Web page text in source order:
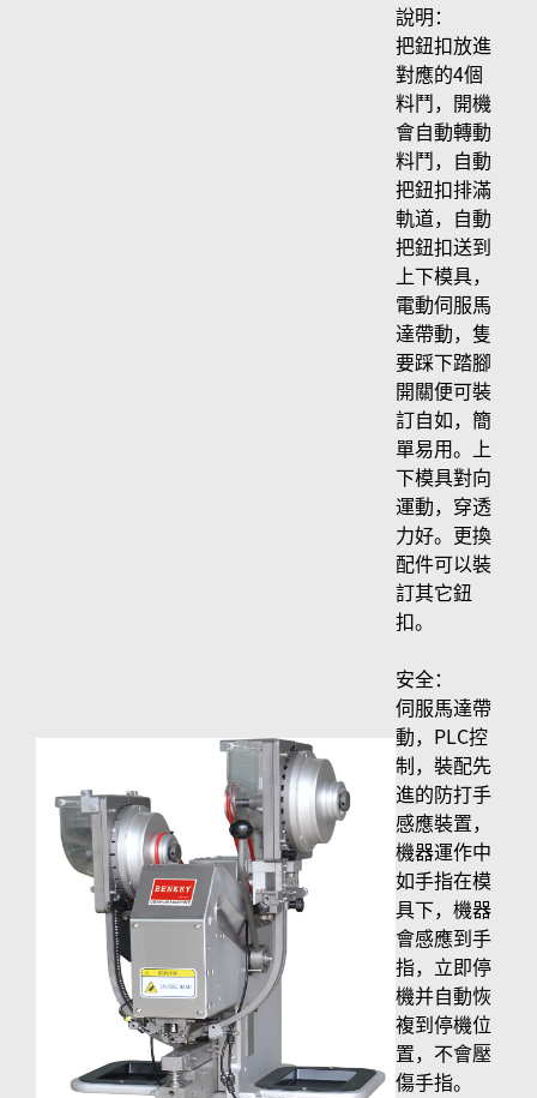
說明：
把鈕扣放進
對應的4個
料鬥，開機
會自動轉動
料鬥，自動
把鈕扣排滿
軌道，自動
把鈕扣送到
上下模具，
電動伺服馬
達帶動，隻
要踩下踏腳
開關便可裝
訂自如，簡
單易用。上
下模具對向
運動，穿透
力好。更換
配件可以裝
訂其它鈕
扣。
安全：
伺服馬達帶
動，PLC控
制，裝配先
進的防打手
感應裝置，
機器運作中
如手指在模
具下，機器
會感應到手
指，立即停
機并自動恢
複到停機位
置，不會壓
傷手指。